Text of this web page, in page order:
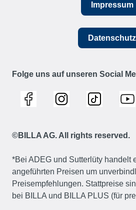
Impressum
Datenschutz
Folge uns auf unseren Social
©BILLA AG. All rights reserved.
*Bei ADEG und Sutterlüty handelt
angeführten Preisen um
Preisempfehlungen. Stattpreise
bei BILLA und BILLA PLUS (für